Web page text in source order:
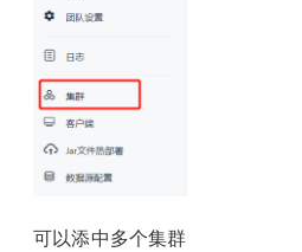
可以添中多个集群